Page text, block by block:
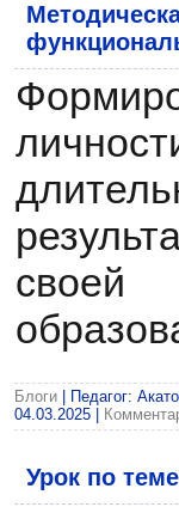
своей
Блоги | Педагог:
04.03.2025
Урок по